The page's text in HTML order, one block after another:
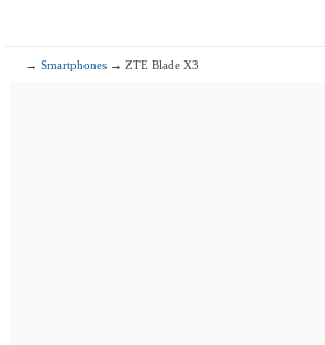
→Smartphones → ZTE Blade X3